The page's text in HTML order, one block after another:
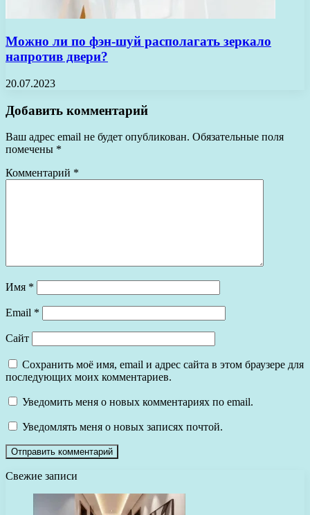
Можно ли по фэн-шуй располагать зеркало
напротив двери?
20.07.2023
Добавить комментарий
Ваш адрес email не будет опубликован. Обязательные поля
помечены *
Комментарий *
Имя *
Email *
Сайт
Сохранить моё имя, email и адрес сайта в этом браузере для
последующих моих комментариев.
Уведомить меня о новых комментариях по email.
Уведомлять меня о новых записях почтой.
Свежие записи